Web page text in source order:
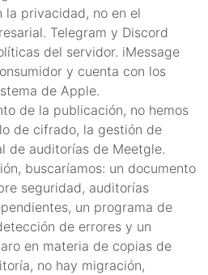
la privacidad, no en el
Telegram y Discord
del servidor. iMessage
y cuenta con los
de Apple.
de la publicación, no hemos
de cifrado, la gestión de
de auditorías de Meetgle.
buscaríamos: un documento
seguridad, auditorías
un programa de
de errores y un
en materia de copias de
no hay migración,